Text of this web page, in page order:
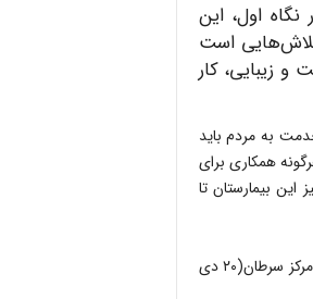
اول، این
تلاش‌هایی است
زیبایی، کار
به مردم باید
همکاری برای
بیمارستان تا
مراسم هشمتین سالگرد عروج آیت الله هاشمی رفسنجانی و افتتاح بیمارستان هاشمی رفسنجانی مرکز سرطان(۲۰ دی